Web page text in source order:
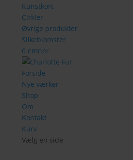
Kunstkort
Cirkler
Øvrige produkter
Silkeblomster
0 emner
Forside
Nye værker
Shop
Om
Kontakt
Kurv
Vælg en side